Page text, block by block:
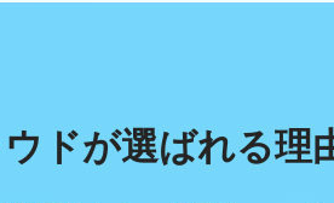
ドが選ばれる理